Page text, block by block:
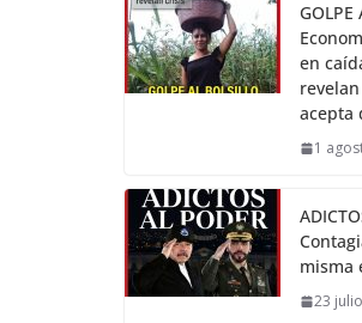
GOLPE
en
acepta
1
misma
23